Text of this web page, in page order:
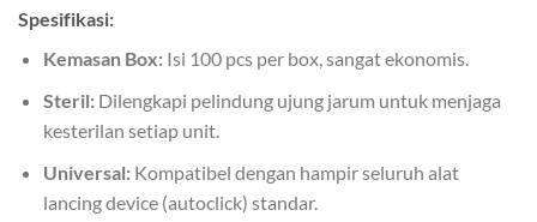
Spesifikasi:
Kemasan Box:Isi 100 pcs per box, sangat ekonomis.
Steril:Dilengkapi pelindung ujung jarum untuk menjaga
kesterilan setiap unit.
Universal:Kompatibel dengan hampir seluruh alat
lancing device (autoclick) standar.